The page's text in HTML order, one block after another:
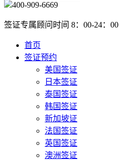
400-909-6669
签证专属顾问时间 8：00-24：00
首页
签证预约
美国签证
日本签证
泰国签证
韩国签证
新加坡证
法国签证
英国签证
澳洲签证